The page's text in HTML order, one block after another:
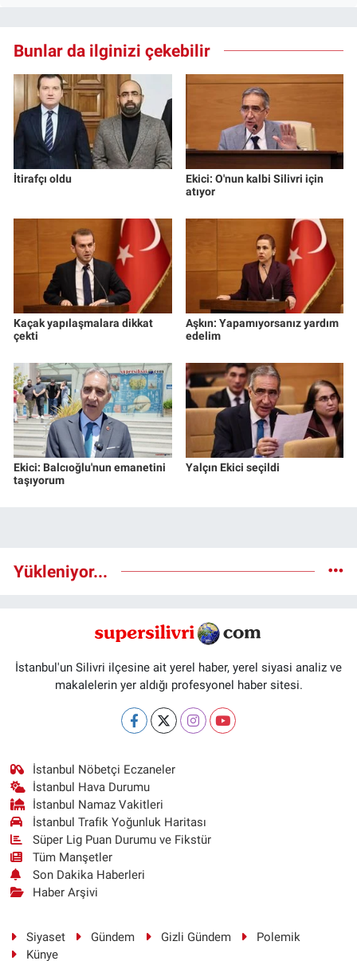
Bunlar da ilginizi çekebilir
İtirafçı oldu
Ekici: O'nun kalbi Silivri için
atıyor
Kaçak yapılaşmalara dikkat
çekti
Aşkın: Yapamıyorsanız yardım
edelim
Ekici: Balcıoğlu'nun emanetini
taşıyorum
Yalçın Ekici seçildi
Yükleniyor...
İstanbul'un Silivri ilçesine ait yerel haber, yerel siyasi analiz ve
makalelerin yer aldığı profesyonel haber sitesi.
İstanbul Nöbetçi Eczaneler
İstanbul Hava Durumu
İstanbul Namaz Vakitleri
İstanbul Trafik Yoğunluk Haritası
Süper Lig Puan Durumu ve Fikstür
Tüm Manşetler
Son Dakika Haberleri
Haber Arşivi
Siyaset Gündem Gizli Gündem
Polemik
Künye